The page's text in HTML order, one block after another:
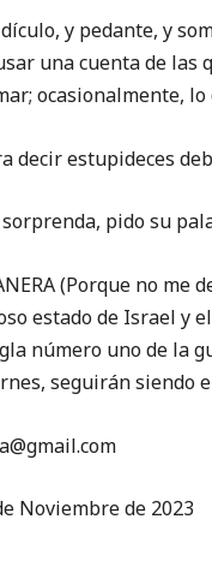
y pedante, y
una cuenta de las
ocasionalmente,
decir estupideces
pido su
(Porque no
estado de Israel y
número uno de la
seguirán siendo
Noviembre de 2023